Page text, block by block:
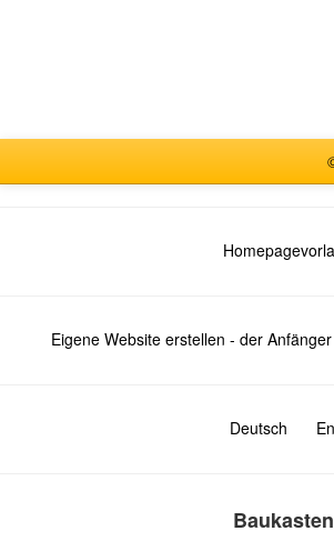
Eigene Website erstellen - der
Deutsch
Baukasten